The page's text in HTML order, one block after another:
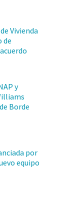
Vivienda
de
y
Borde
por
equipo